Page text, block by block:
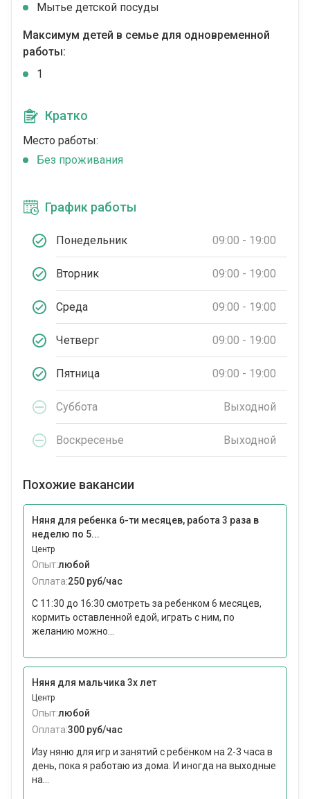
Мытье детской посуды
Максимум детей в семье для одновременной
работы:
1
Кратко
Место работы:
Без проживания
График работы
Понедельник 09:00 - 19:00
Вторник 09:00 - 19:00
Среда 09:00 - 19:00
Четверг 09:00 - 19:00
Пятница 09:00 - 19:00
Суббота Выходной
Воскресенье Выходной
Похожие вакансии
Няня для ребенка 6-ти месяцев, работа 3 раза в
неделю по 5...
Центр
Опыт:любой
Оплата:250 руб/час
С 11:30 до 16:30 смотреть за ребенком 6 месяцев,
кормить оставленной едой, играть с ним, по
желанию можно...
Няня для мальчика 3х лет
Центр
Опыт:любой
Оплата:300 руб/час
Изу няню для игр и занятий с ребёнком на 2-3 часа в
день, пока я работаю из дома. И иногда на выходные
на...